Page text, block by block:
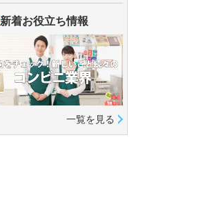
新着お役立ち情報
一覧を見る